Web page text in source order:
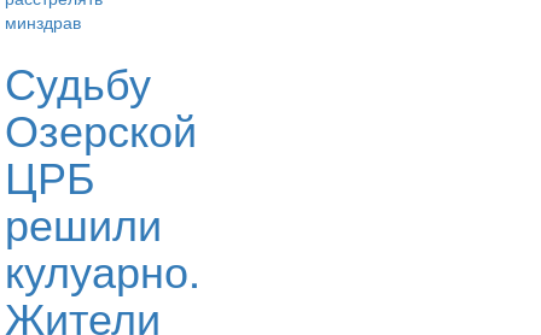
Судьбу
Озерской
ЦРБ
решили
кулуарно.
Жители